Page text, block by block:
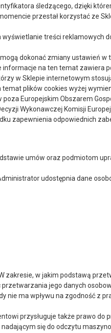
śledzącego, dzięki
przestał korzystać ze
treści reklamowych
dokonać zmiany ustawień w
informacje na ten temat zawiera
w Sklepie internetowym
temat plików cookies wyżej
Europejskim Obszarem
Wykonawczej Komisji
zapewnienia odpowiednich
umów oraz podmiotom
udostępnia dane
zakresie, w jakim podstawą
jego danych
nie ma wpływu na zgodność z
przysługuje także prawo do
się do odczytu